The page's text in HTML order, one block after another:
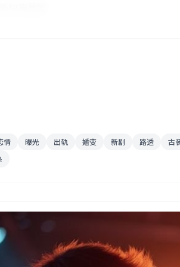
，每日最新热点八卦汇总，一手资讯抢先看
情 曝光 出轨 婚变 新剧 路透
古